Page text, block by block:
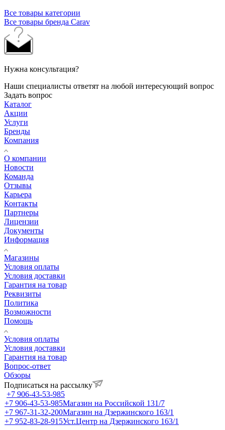
Все товары категории
Все товары бренда Carav
Нужна консультация?
Наши специалисты ответят на любой интересующий вопрос
Задать вопрос
Каталог
Акции
Услуги
Бренды
Компания
О компании
Новости
Команда
Отзывы
Карьера
Контакты
Партнеры
Лицензии
Документы
Информация
Магазины
Условия оплаты
Условия доставки
Гарантия на товар
Реквизиты
Политика
Возможности
Помощь
Условия оплаты
Условия доставки
Гарантия на товар
Вопрос-ответ
Обзоры
Подписаться на рассылку
+7 906-43-53-985
+7 906-43-53-985Магазин на Российской 131/7
+7 967-31-32-200Магазин на Дзержинского 163/1
+7 952-83-28-915Уст.Центр на Дзержинского 163/1